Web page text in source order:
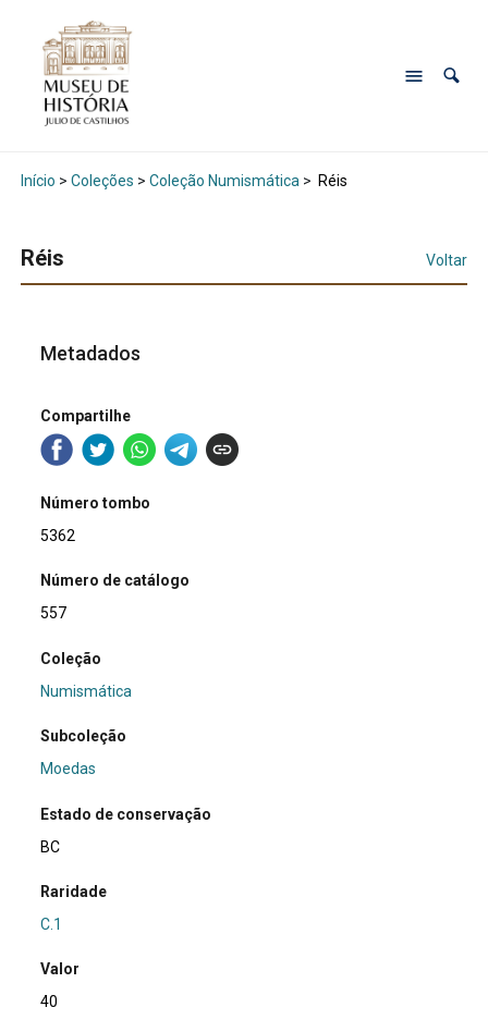
Início > Coleções > Coleção Numismática > Réis
Réis Voltar
Metadados
Compartilhe
Número tombo
5362
Número de catálogo
557
Coleção
Numismática
Subcoleção
Moedas
Estado de conservação
BC
Raridade
C.1
Valor
40